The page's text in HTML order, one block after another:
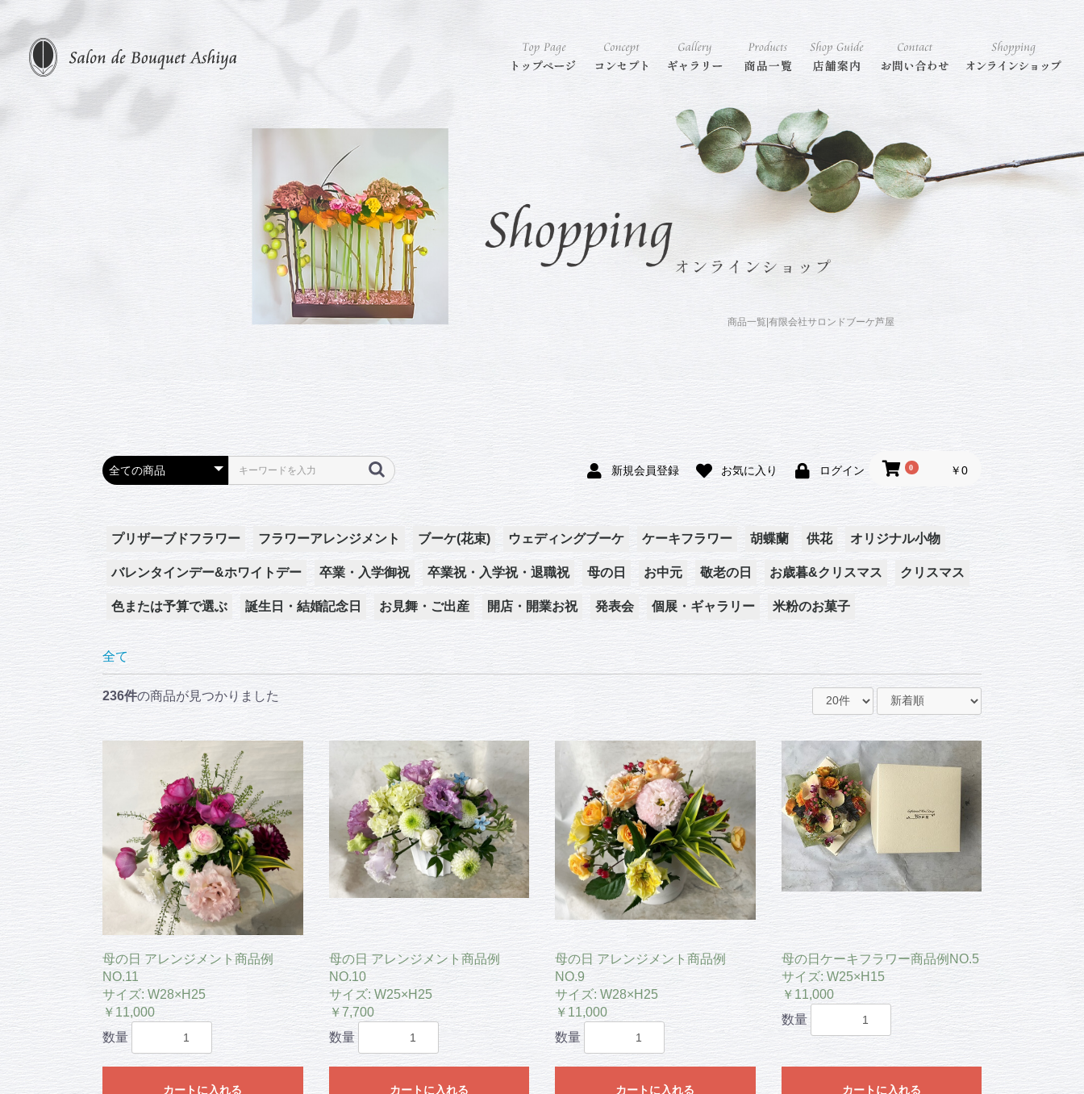
商品一覧|有限会社サロンドブーケ芦屋
新規会員登録 お気に入り ログイン 0 ￥0
プリザーブドフラワー フラワーアレンジメント ブーケ(花束) ウェディングブーケ ケーキフラワー 胡蝶蘭 供花 オリジナル小物
壁掛け
干支陶器人形
バレンタインデー&ホワイトデー 卒業・入学御祝 卒業祝・入学祝・退職祝 母の日
アレンジメント
ケーキフラワー
プリザーブドフラワ
ー
ブーケ(花束)
お中元 敬老の日 お歳暮&クリスマス
お歳暮
クリスマス
クリスマス
クリスマスリース
クリスマスアレンジ
メント
色または予算で選ぶ
白系
パステル系
ピンク系
黄系・オレンジ系
赤系
5,500円
8,800円
11,000円
16,500円
22,000円
33,000円
誕生日・結婚記念日 お見舞・ご出産 開店・開業お祝 発表会 個展・ギャラリー 米粉のお菓子
全て
236件の商品が見つかりました
母の日 アレンジメント商品例
NO.11
サイズ: W28×H25
￥11,000
数量
カートに入れる
母の日 アレンジメント商品例
NO.10
サイズ: W25×H25
￥7,700
数量
カートに入れる
母の日 アレンジメント商品例
NO.9
サイズ: W28×H25
￥11,000
数量
カートに入れる
母の日ケーキフラワー商品例NO.5
サイズ: W25×H15
￥11,000
数量
カートに入れる